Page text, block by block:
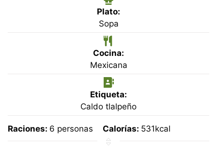
Plato:
Sopa
Cocina:
Mexicana
Etiqueta:
Caldo tlalpeño
Raciones: 6 personas Calorías: 531kcal